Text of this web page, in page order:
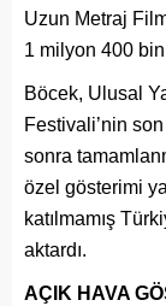
Uzun Metraj
1 milyon 400 bin
Böcek, Ulusal
Festivali’nin
sonra
özel gösterimi
katılmamış
aktardı.
AÇIK HAVA